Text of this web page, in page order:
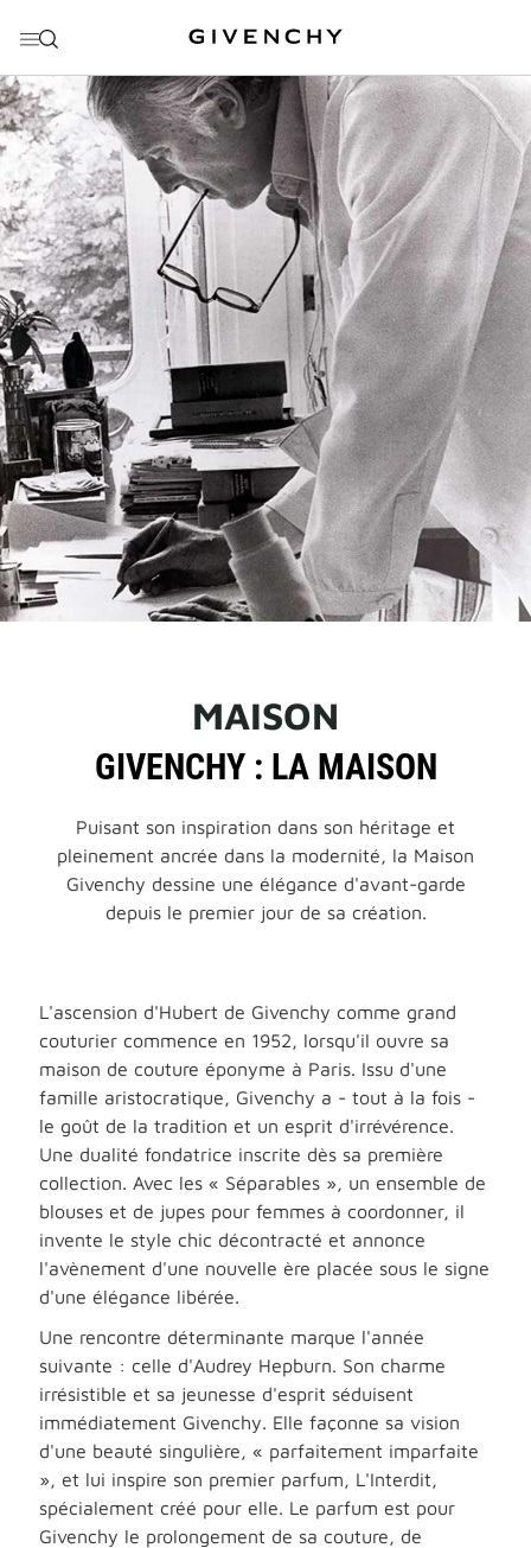
MAISON
GIVENCHY : LA MAISON
Puisant son inspiration dans son héritage et
pleinement ancrée dans la modernité, la Maison
Givenchy dessine une élégance d'avant-garde
depuis le premier jour de sa création.
L'ascension d'Hubert de Givenchy comme grand
couturier commence en 1952, lorsqu'il ouvre sa
maison de couture éponyme à Paris. Issu d'une
famille aristocratique, Givenchy a - tout à la fois -
le goût de la tradition et un esprit d'irrévérence.
Une dualité fondatrice inscrite dès sa première
collection. Avec les « Séparables », un ensemble de
blouses et de jupes pour femmes à coordonner, il
invente le style chic décontracté et annonce
l'avènement d'une nouvelle ère placée sous le signe
d'une élégance libérée.
Une rencontre déterminante marque l'année
suivante : celle d'Audrey Hepburn. Son charme
irrésistible et sa jeunesse d'esprit séduisent
immédiatement Givenchy. Elle façonne sa vision
d'une beauté singulière, « parfaitement imparfaite
», et lui inspire son premier parfum, L'Interdit,
spécialement créé pour elle. Le parfum est pour
Givenchy le prolongement de sa couture, de